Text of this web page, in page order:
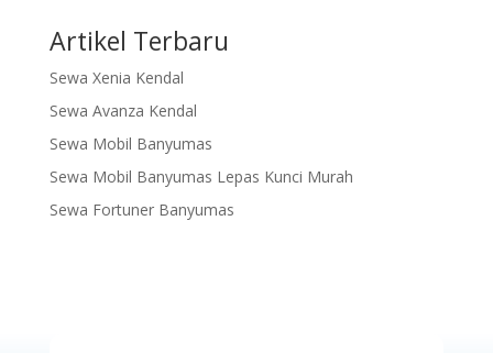
Artikel Terbaru
Sewa Xenia Kendal
Sewa Avanza Kendal
Sewa Mobil Banyumas
Sewa Mobil Banyumas Lepas Kunci Murah
Sewa Fortuner Banyumas